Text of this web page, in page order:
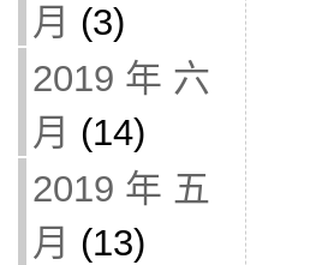
月 (3)
2019 年 六
月 (14)
2019 年 五
月 (13)